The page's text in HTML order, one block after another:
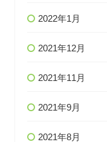
2022年1月
2021年12月
2021年11月
2021年9月
2021年8月